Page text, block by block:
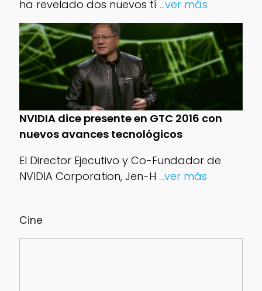
Cine
ha revelado dos nuevos tí...ver más
NVIDIA dice presente en GTC 2016 con
nuevos avances tecnológicos
El Director Ejecutivo y Co-Fundador de
NVIDIA Corporation, Jen-H ...ver más